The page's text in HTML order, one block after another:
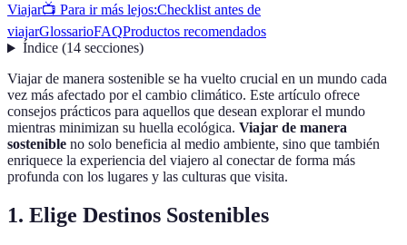
Viajar📺 Para ir más lejos:Checklist antes de
viajarGlossarioFAQProductos recomendados
Índice(14 secciones)
Viajar de manera sostenible se ha vuelto crucial en un mundo cada
vez más afectado por el cambio climático. Este artículo ofrece
consejos prácticos para aquellos que desean explorar el mundo
mientras minimizan su huella ecológica. Viajar de manera
sostenible no solo beneficia al medio ambiente, sino que también
enriquece la experiencia del viajero al conectar de forma más
profunda con los lugares y las culturas que visita.
1. Elige Destinos Sostenibles